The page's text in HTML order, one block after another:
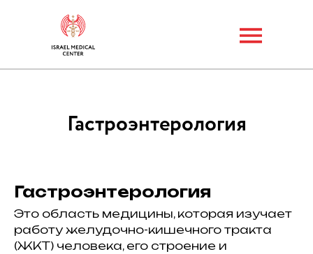
Гастроэнтерология
Гастроэнтерология
Это область медицины, которая изучает
работу желудочно-кишечного тракта
(ЖКТ) человека, его строение и